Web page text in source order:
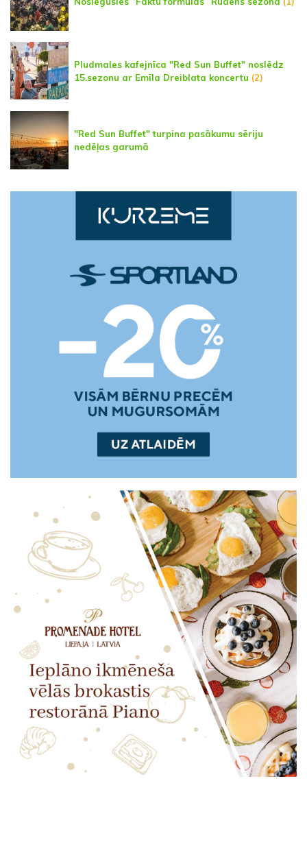
Pludmales kafejnīca "Red Sun Buffet" noslēdz
15.sezonu ar Emīla Dreiblata koncertu (2)
"Red Sun Buffet" turpina pasākumu sēriju
nedēļas garumā